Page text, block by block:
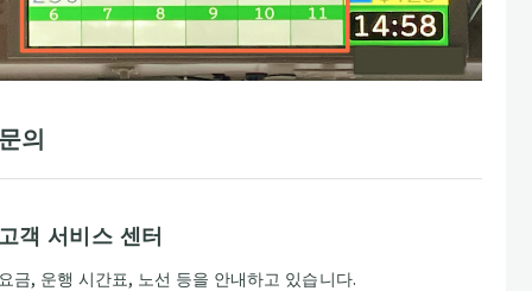
의
객 서비스 센터
금, 운행 시간표, 노선 등을 안내하고 있습니다.